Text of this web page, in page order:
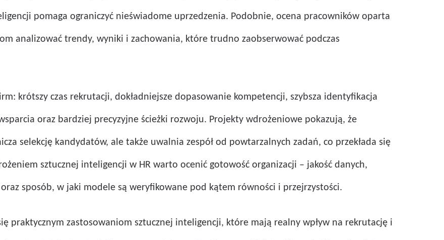
pomaga ograniczyć nieświadome uprzedzenia. Podobnie, ocena pracowników oparta
analizować trendy, wyniki i zachowania, które trudno zaobserwować podczas
krótszy czas rekrutacji, dokładniejsze dopasowanie kompetencji, szybsza identyfikacja
oraz bardziej precyzyjne ścieżki rozwoju. Projekty wdrożeniowe pokazują, że
selekcję kandydatów, ale także uwalnia zespół od powtarzalnych zadań, co przekłada się
sztucznej inteligencji w HR warto ocenić gotowość organizacji – jakość danych,
sposób, w jaki modele są weryfikowane pod kątem równości i przejrzystości.
praktycznym zastosowaniom sztucznej inteligencji, które mają realny wpływ na rekrutację i